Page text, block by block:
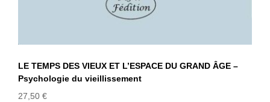
LE TEMPS DES VIEUX ET L’ESPACE DU GRAND ÂGE –
Psychologie du vieillissement
27,50 €